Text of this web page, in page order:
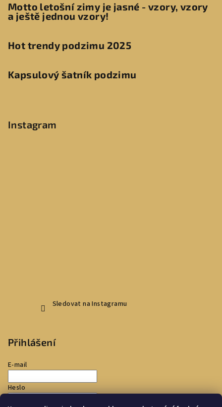
Motto letošní zimy je jasné - vzory, vzory
a ještě jednou vzory!
Hot trendy podzimu 2025
Kapsulový šatník podzimu
Instagram
Sledovat na Instagramu
Přihlášení
E-mail
Heslo